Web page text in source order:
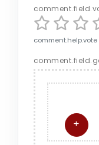
comment.help.vote